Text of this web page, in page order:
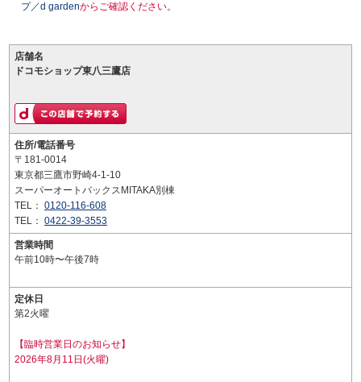
プ／d gardenからご確認ください。
店舗名
ドコモショップ東八三鷹店
住所/電話番号
〒181-0014
東京都三鷹市野崎4-1-10
スーパーオートバックスMITAKA別棟
TEL： 0120-116-608
TEL： 0422-39-3553
営業時間
午前10時〜午後7時
定休日
第2火曜
【臨時営業日のお知らせ】
2026年8月11日(火曜)